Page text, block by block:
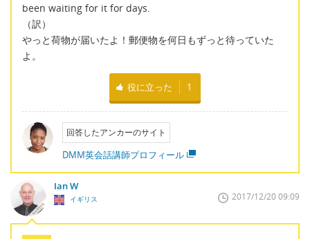
been waiting for it for days.
（訳）
やっと荷物が届いたよ！郵便物を何日もずっと待っていた
よ。
役に立った 1
回答したアンカーのサイト
DMM英会話講師プロフィール
Ian W
イギリス 2017/12/20 09:09